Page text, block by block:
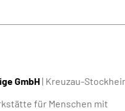
GmbH| Kreuzau-
für Menschen mit